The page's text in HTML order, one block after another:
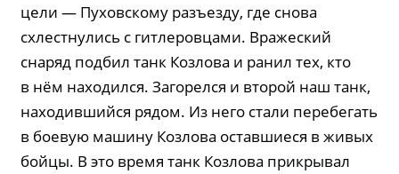
цели — Пуховскому разъезду, где снова
схлестнулись с гитлеровцами. Вражеский
снаряд подбил танк Козлова и ранил тех, кто
в нём находился. Загорелся и второй наш танк,
находившийся рядом. Из него стали перебегать
в боевую машину Козлова оставшиеся в живых
бойцы. В это время танк Козлова прикрывал